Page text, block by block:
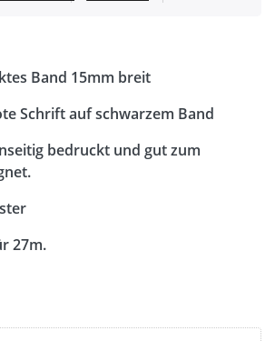
Band 15mm breit
Schrift auf schwarzem Band
bedruckt und gut zum
27m.